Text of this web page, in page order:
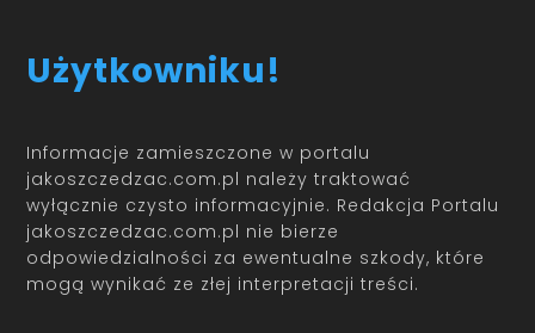
Użytkowniku!
Informacje zamieszczone w portalu
jakoszczedzac.com.pl należy traktować
wyłącznie czysto informacyjnie. Redakcja Portalu
jakoszczedzac.com.pl nie bierze
odpowiedzialności za ewentualne szkody, które
mogą wynikać ze złej interpretacji treści.